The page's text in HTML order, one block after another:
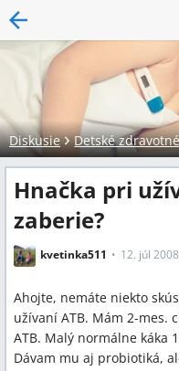
Diskusie Detské
Hnačka pri
zaberie?
kvetinka511 12. júl 2008
Ahojte, nemáte niekto
užívaní ATB. Mám 2-mes.
ATB. Malý normálne káka
Dávam mu aj probiotiká,